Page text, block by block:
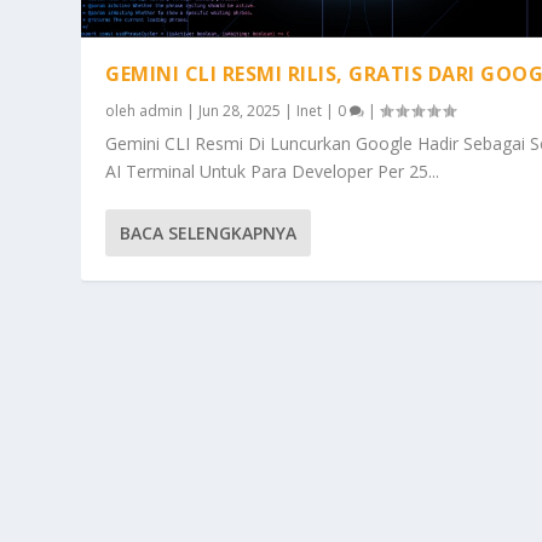
GEMINI CLI RESMI RILIS, GRATIS DARI
oleh admin | Jun 28, 2025 | Inet | 0 |
Gemini CLI Resmi Di Luncurkan Google Hadir Sebagai
AI Terminal Untuk Para Developer Per 25...
BACA SELENGKAPNYA